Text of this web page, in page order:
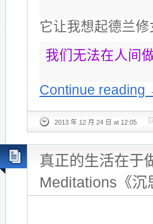
它让我想起德兰修
我们无法在人间
Continue reading
2013 年 12 月 24 日 at 12:05
真正的生活在于
Meditations《沉